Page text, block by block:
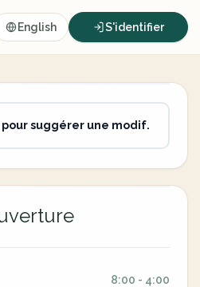
English S'identifier
suggérer une modif.
8:00 - 4:00